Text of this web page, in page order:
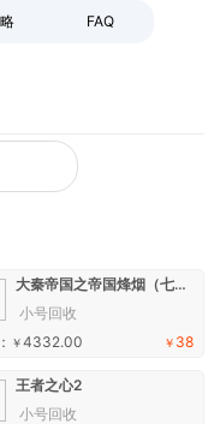
FAQ
大秦帝国之帝国烽烟（七日登录侠女同游）手游
小号回收
￥ 38
￥4332.00
王者之心2
小号回收